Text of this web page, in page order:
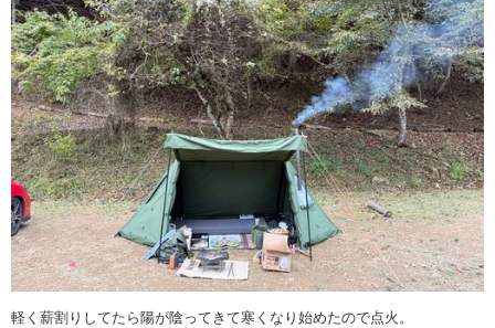
軽く薪割りしてたら陽が陰ってきて寒くなり始めたので点火。